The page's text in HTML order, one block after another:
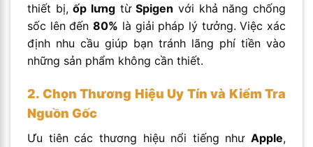
thiết bị,ốp lưng từSpigen với khả năng chống
sốc lên đến80% là giải pháp lý tưởng. Việc xác
định nhu cầu giúp bạn tránh lãng phí tiền vào
những sản phẩm không cần thiết.
2. Chọn Thương Hiệu Uy Tín và Kiểm Tra
Nguồn Gốc
Ưu tiên các thương hiệu nổi tiếng như Apple,